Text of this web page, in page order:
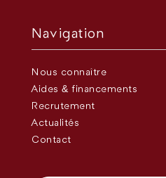
Navigation
Nous connaître
Aides & financements
Recrutement
Actualités
Contact